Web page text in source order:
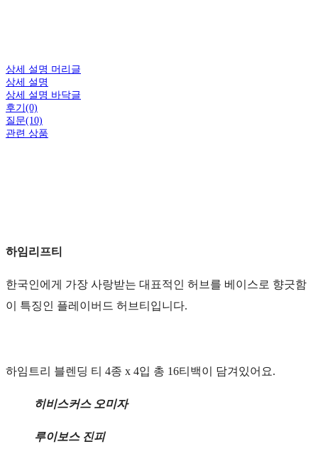
상세 설명 머리글
상세 설명
상세 설명 바닥글
후기(0)
질문(10)
관련 상품
하임리프티
한국인에게 가장 사랑받는 대표적인 허브를 베이스로 향긋함
이 특징인 플레이버드 허브티입니다.
하임트리 블렌딩 티 4종 x 4입 총 16티백이 담겨있어요.
히비스커스 오미자
루이보스 진피